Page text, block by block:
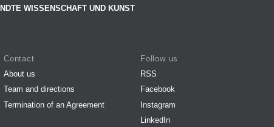
WISSENSCHAFT UND KUNST
Contact
About us
Team and directions
Termination of an Agreement
Follow us
RSS
Facebook
Instagram
LinkedIn